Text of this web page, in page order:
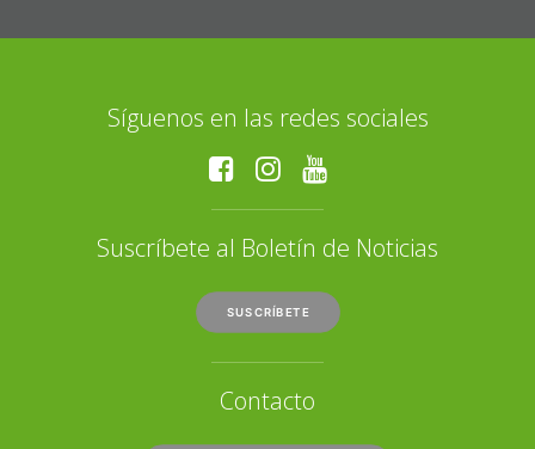
Síguenos en las redes sociales
Suscríbete al Boletín de Noticias
SUSCRÍBETE
Contacto